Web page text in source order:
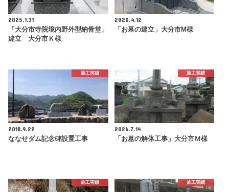
2025.1.31
「大分市寺院境内野外型納骨堂」
建立 大分市Ｋ様
2020.4.12
「お墓の建立」大分市M様
施工実績
2018.9.22
ななせダム記念碑設置工事
施工実績
2026.7.14
「お墓の解体工事」大分市Ｍ様
施工実績 施工実績